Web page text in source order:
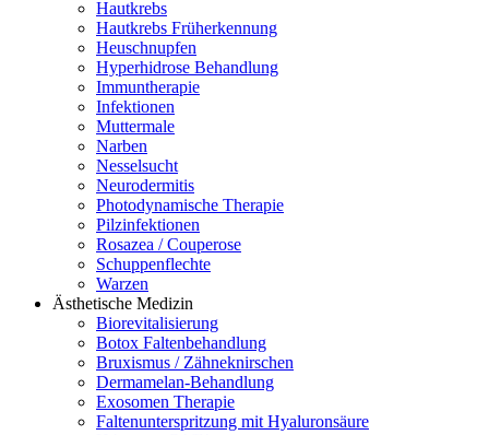
Hautkrebs
Hautkrebs Früherkennung
Heuschnupfen
Hyperhidrose Behandlung
Immuntherapie
Infektionen
Muttermale
Narben
Nesselsucht
Neurodermitis
Photodynamische Therapie
Pilzinfektionen
Rosazea / Couperose
Schuppenflechte
Warzen
Ästhetische Medizin
Biorevitalisierung
Botox Faltenbehandlung
Bruxismus / Zähneknirschen
Dermamelan-Behandlung
Exosomen Therapie
Faltenunterspritzung mit Hyaluronsäure